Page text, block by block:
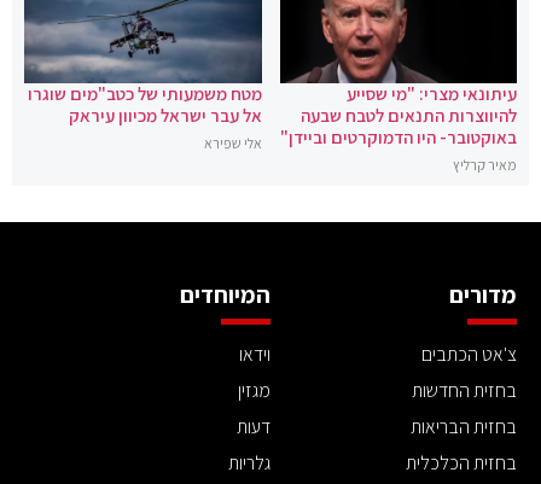
עיתונאי מצרי: "מי שסייע
להיווצרות התנאים לטבח שבעה
באוקטובר- היו הדמוקרטים וביידן"
מאיר קרליץ
מטח משמעותי של כטב"מים שוגרו
אל עבר ישראל מכיוון עיראק
אלי שפירא
מדורים
צ'אט הכתבים
בחזית החדשות
בחזית הבריאות
בחזית הכלכלית
המיוחדים
וידאו
מגזין
דעות
גלריות